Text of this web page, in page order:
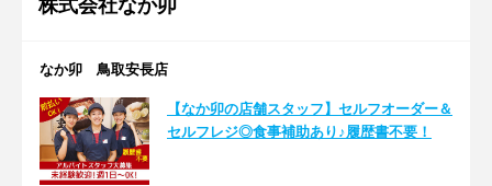
株式会社なか卯
なか卯 鳥取安長店
【なか卯の店舗スタッフ】セルフオーダー＆
セルフレジ◎食事補助あり♪履歴書不要！